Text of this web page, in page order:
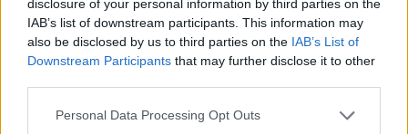
disclosure of your personal information by third parties on the
IAB’s list of downstream participants. This information may
also be disclosed by us to third parties on the IAB’s List of
Downstream Participants that may further disclose it to other
Personal Data Processing Opt Outs
SOS (Șoșoacă)
POT (Gavrilă)
PACE (Peia)
PDF (Lazarus)